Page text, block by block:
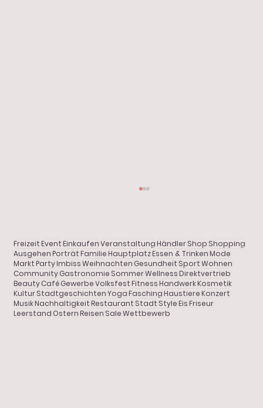
DOLCE VITA in Pfaffenhofen
FreizeitEventEinkaufenVeranstaltungHändlerShop Shopping
AusgehenPorträtFamilieHauptplatzEssen & TrinkenMode
MarktPartyImbiss Weihnachten Gesundheit Sport Wohnen
CommunityGastronomie SommerWellnessDirektvertrieb
BeautyCaféGewerbeVolksfestFitnessHandwerkKosmetik
KulturStadtgeschichten YogaFaschingHaustiereKonzert
MusikNachhaltigkeitRestaurant Stadt StyleEisFriseur
Leerstand OsternReisen Sale Wettbewerb
Shopping
Gastronomie
Porträt